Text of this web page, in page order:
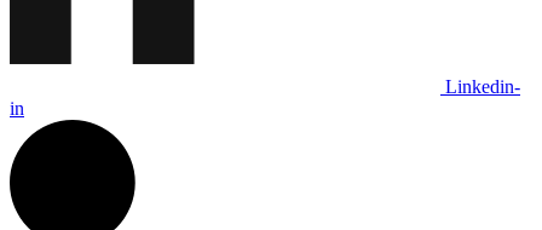
Linkedin-
in